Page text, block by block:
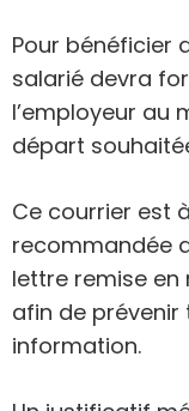
Pour bénéficier
salarié devra
l’employeur au
départ
Ce courrier est
recommandée
lettre remise
afin de
information.